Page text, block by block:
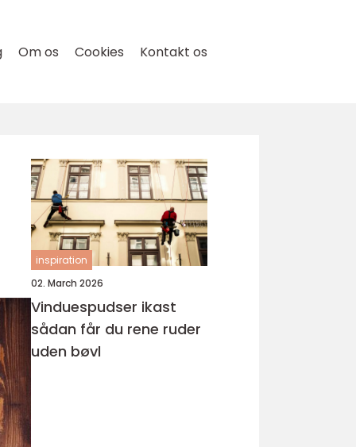
Om os Cookies Kontakt os
inspiration
02. March 2026
Vinduespudser ikast
sådan får du rene ruder
uden bøvl